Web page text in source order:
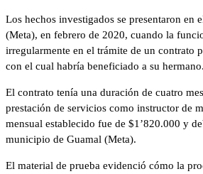
Los hechos investigados se presentaron en
(Meta), en febrero de 2020, cuando la
irregularmente en el trámite de un contrato
con el cual habría beneficiado a su hermano.
El contrato tenía una duración de cuatro
prestación de servicios como instructor de
mensual establecido fue de $1’820.000 y
municipio de Guamal (Meta).
El material de prueba evidenció cómo la